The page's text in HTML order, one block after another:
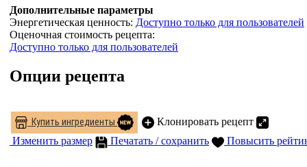
Дополнительные параметры
Энергетическая ценность: Доступно только для пользователей
Оценочная стоимость рецепта:
Доступно только для пользователей
Опции рецепта
Купить ингредиенты
Клонировать рецепт
Изменить размер
Печатать / сохранить Повысить